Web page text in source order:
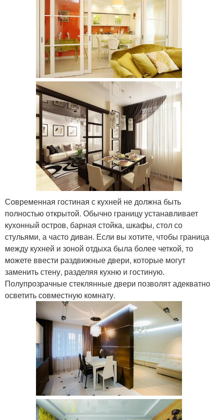
Современная гостиная с кухней не должна быть
полностью открытой. Обычно границу устанавливает
кухонный остров, барная стойка, шкафы, стол со
стульями, а часто диван. Если вы хотите, чтобы граница
между кухней и зоной отдыха была более четкой, то
можете ввести раздвижные двери, которые могут
заменить стену, разделяя кухню и гостиную.
Полупрозрачные стеклянные двери позволят адекватно
осветить совместную комнату.